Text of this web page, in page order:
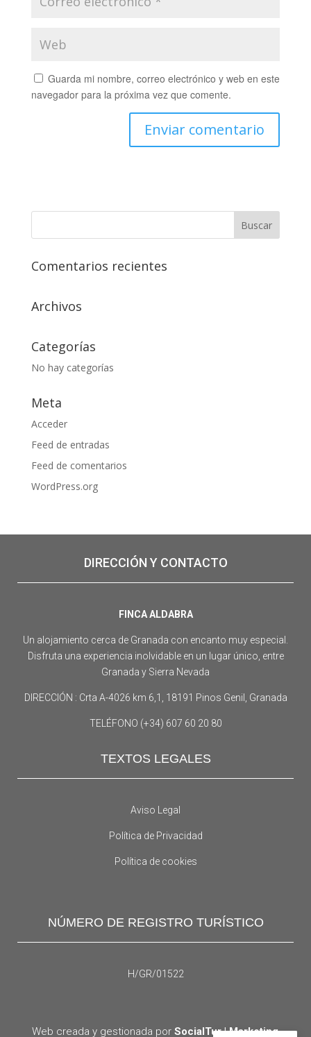
Guarda mi nombre, correo electrónico y web en este
navegador para la próxima vez que comente.
Comentarios recientes
Archivos
Categorías
No hay categorías
Meta
Acceder
Feed de entradas
Feed de comentarios
WordPress.org
DIRECCIÓN Y CONTACTO
FINCA ALDABRA
Un alojamiento cerca de Granada con encanto muy especial.
Disfruta una experiencia inolvidable en un lugar único, entre
Granada y Sierra Nevada
DIRECCIÓN : Crta A-4026 km 6,1, 18191 Pinos Genil, Granada
TELÉFONO (+34) 607 60 20 80
TEXTOS LEGALES
Aviso Legal
Política de Privacidad
Política de cookies
NÚMERO DE REGISTRO TURÍSTICO
H/GR/01522
Web creada y gestionada porSocialTur | Marketing